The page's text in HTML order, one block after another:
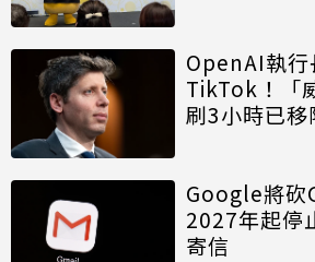
OpenAI執行
TikTok！「
刷3小時已移
Google將砍
2027年起停
寄信